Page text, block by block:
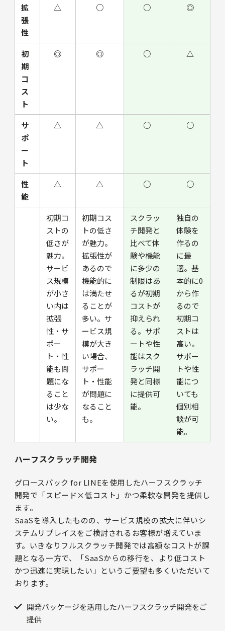
拡
張
性
△ ○ ○ ◎
初
期
コ
ス
ト
◎ ◎ ○ △
サ
ポ
ー
ト
△ △ ○ ○
性
能
△ △ ○ ○
初期コ
ストの
低さが
魅力。
サービ
ス規模
が小さ
い内は
拡張
性・サ
ポー
ト・性
能も問
題にな
ること
は少な
い。
初期コス
トの低さ
が魅力。
拡張性が
あるので
機能的に
は満たせ
ることが
多い。サ
ービス規
模が大き
い場合、
サポー
ト・性能
が問題に
なること
も。
スクラッ
チ開発と
比べて体
験や機能
に多少の
制限はあ
るが初期
コストが
抑えられ
る。サポ
ートや性
能はスク
ラッチ開
発と同様
に提供可
能。
独自の
体験を
作るの
に最
適。基
本的に0
から作
るので
初期コ
ストは
高い。
サポー
トや性
能につ
いても
個別相
談が可
能。
ハーフスクラッチ開発
グロースパック for LINEを使用したハーフスクラッチ
開発で「スピード×低コスト」かつ柔軟な開発を提供し
ます。
SaaSを導入したものの、サービス規模の拡大に伴いシ
ステムリプレイスをご検討されるお客様が増えていま
す。いきなりフルスクラッチ開発では高額なコストが課
題となる一方で、「SaaSからの移行を、より低コスト
かつ迅速に実現したい」というご要望も多くいただいて
おります。
開発パッケージを活用したハーフスクラッチ開発をご
提供